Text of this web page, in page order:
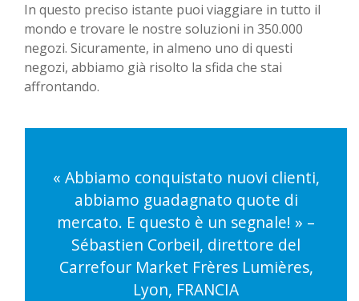
In questo preciso istante puoi viaggiare in tutto il
mondo e trovare le nostre soluzioni in 350.000
negozi. Sicuramente, in almeno uno di questi
negozi, abbiamo già risolto la sfida che stai
affrontando.
« Abbiamo conquistato nuovi clienti,
abbiamo guadagnato quote di
mercato. E questo è un segnale! » –
Sébastien Corbeil, direttore del
Carrefour Market Frères Lumières,
Lyon, FRANCIA